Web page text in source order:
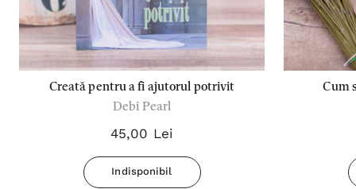
Creată pentru a fi ajutorul potrivit
Debi Pearl
45,00 Lei
Indisponibil
Cum